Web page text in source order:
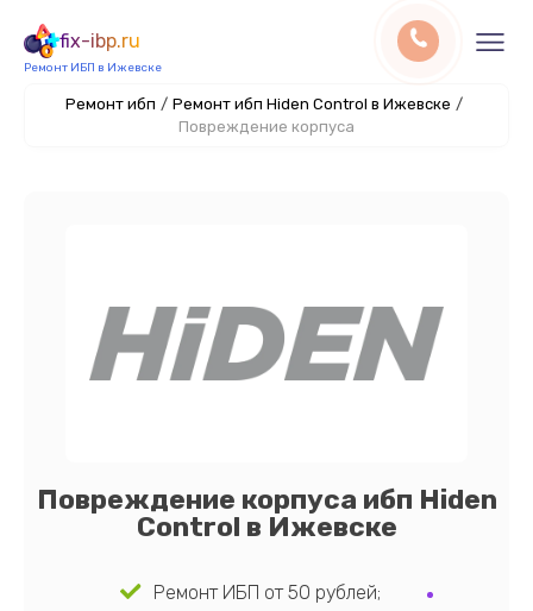
fix-ibp.ru
Ремонт ИБП в Ижевске
Ремонт ибп / Ремонт ибп Hiden Control в Ижевске /
Повреждение корпуса
Повреждение корпуса ибп Hiden
Control в Ижевске
Ремонт ИБП от 50 рублей;